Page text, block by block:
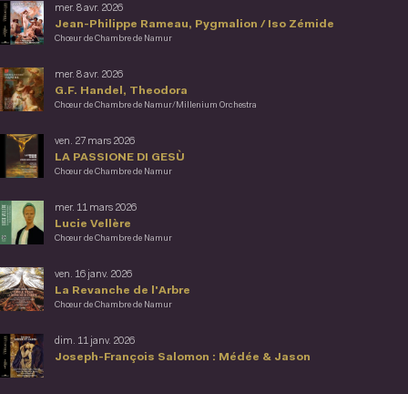
Jean-Philippe Rameau, Pygmalion / Iso Zémide
mer. 8 avr. 2026
Chœur de Chambre de Namur
G.F. Handel, Theodora
mer. 8 avr. 2026
Chœur de Chambre de Namur/Millenium Orchestra
LA PASSIONE DI GESÙ
ven. 27 mars 2026
Chœur de Chambre de Namur
Lucie Vellère
mer. 11 mars 2026
Chœur de Chambre de Namur
La Revanche de l'Arbre
ven. 16 janv. 2026
Chœur de Chambre de Namur
Joseph-François Salomon : Médée & Jason
dim. 11 janv. 2026